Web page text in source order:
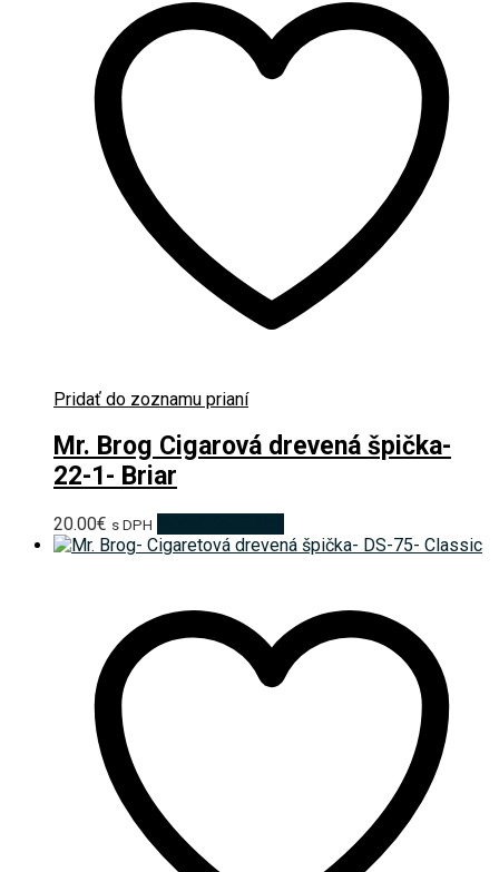
Pridať do zoznamu prianí
Mr. Brog Cigarová drevená špička-
22-1- Briar
20.00€ s DPH